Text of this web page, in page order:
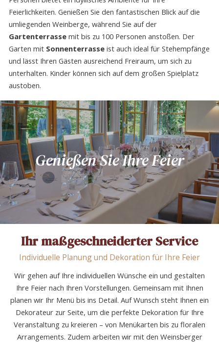
Feierlichkeiten. Genießen Sie den fantastischen Blick auf die
umliegenden Weinberge, während Sie auf der
Gartenterrasse mit bis zu 100 Personen anstoßen. Der
Garten mit Sonnenterrasse ist auch ideal für Stehempfänge
und lässt Ihren Gästen ausreichend Freiraum, um sich zu
unterhalten. Kinder können sich auf dem großen Spielplatz
austoben.
Genießen Sie Ihre Feier
Ihr maßgeschneiderter Service
Individuelle Planung und Dekoration für Ihre Feier
Wir gehen auf Ihre individuellen Wünsche ein und gestalten
Ihre Feier nach Ihren Vorstellungen. Gemeinsam mit Ihnen
planen wir Ihr Menü bis ins Detail. Auf Wunsch steht Ihnen ein
Dekorateur zur Seite, um die perfekte Dekoration für Ihre
Veranstaltung zu kreieren – von Menükarten bis zu floralen
Arrangements. Zudem arbeiten wir mit den Weinsberger